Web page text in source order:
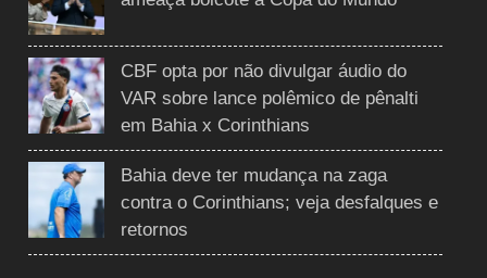
CBF opta por não divulgar áudio do
VAR sobre lance polêmico de pênalti
em Bahia x Corinthians
Bahia deve ter mudança na zaga
contra o Corinthians; veja desfalques e
retornos